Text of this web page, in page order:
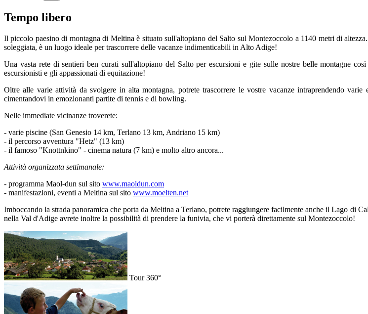
Tempo libero
Il piccolo paesino di montagna di Meltina è situato sull'altopiano del Salto sul Montezoccolo a 1140 metri di
soleggiata, è un luogo ideale per trascorrere delle vacanze indimenticabili in Alto Adige!
Una vasta rete di sentieri ben curati sull'altopiano del Salto per escursioni e gite sulle nostre belle montagne
escursionisti e gli appassionati di equitazione!
Oltre alle varie attività da svolgere in alta montagna, potrete trascorrere le vostre vacanze intraprendendo
cimentandovi in emozionanti partite di tennis e di bowling.
Nelle immediate vicinanze troverete:
- varie piscine (San Genesio 14 km, Terlano 13 km, Andriano 15 km)
- il percorso avventura "Hetz" (13 km)
- il famoso "Knottnkino" - cinema natura (7 km) e molto altro ancora...
Attività organizzata settimanale:
- programma Maol-dun sul sito www.maoldun.com
- manifestazioni, eventi a Meltina sul sito www.moelten.net
Imboccando la strada panoramica che porta da Meltina a Terlano, potrete raggiungere facilmente anche il Lago
nella Val d'Adige avrete inoltre la possibilità di prendere la funivia, che vi porterà direttamente sul Montezoccolo!
Tour 360°